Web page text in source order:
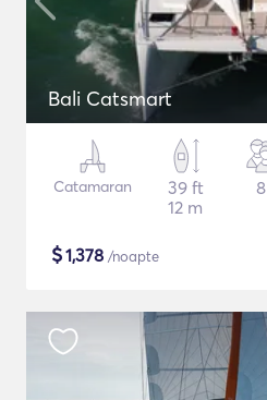
Bali Catsmart
Catamaran
39 ft
12 m
8
$1,378 /noapte